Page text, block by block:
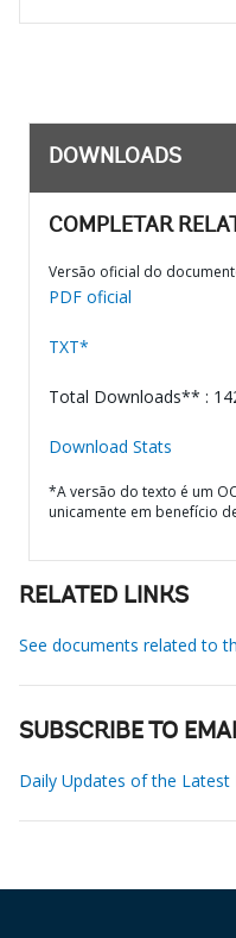
DOWNLOADS
COMPLETAR
Versão oficial do
PDF oficial
TXT*
Total Downloads** :
Download Stats
*A versão do texto é um
unicamente em benefício
RELATED LINKS
See documents related to
SUBSCRIBE TO
Daily Updates of the